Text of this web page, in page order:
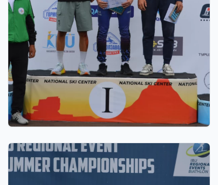
Щучинскіде биатлоннан жазғы Азия
чемпионаты аяқталды: Қазақстан
құрамасында - 27 медаль